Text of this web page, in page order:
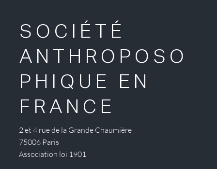
SOCIÉTÉ
ANTHROPOSO
PHIQUE EN
FRANCE
2 et 4 rue de la Grande Chaumière
75006 Paris
Association loi 1901